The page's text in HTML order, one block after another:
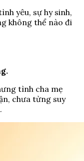
yêu, sự hy sinh,
không thể nào đi
tình cha mẹ
chưa từng suy